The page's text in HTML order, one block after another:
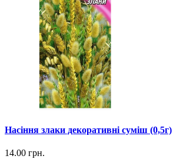
Насіння злаки декоративні суміш (0,5г)
14.00 грн.